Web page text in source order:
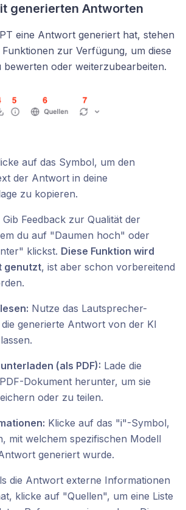
generierten Antworten
eine Antwort generiert hat, stehen
zur Verfügung, um diese
oder weiterzubearbeiten.
auf das Symbol, um den
der Antwort in deine
zu kopieren.
Gib Feedback zur Qualität der
du auf "Daumen hoch" oder
klickst. Diese Funktion wird
genutzt, ist aber schon vorbereitend
Nutze das Lautsprecher-
generierte Antwort von der KI
(als PDF): Lade die
Dokument herunter, um sie
oder zu teilen.
Klicke auf das "i"-Symbol,
mit welchem spezifischen Modell
generiert wurde.
die Antwort externe Informationen
klicke auf "Quellen", um eine Liste